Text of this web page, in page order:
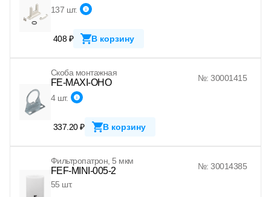
137 шт.
408 ₽ В корзину
Скоба монтажная
FE-MAXI-OHO №: 30001415
4 шт.
337.20 ₽ В корзину
Фильтропатрон, 5 мкм
FEF-MINI-005-2
№: 30014385
55 шт.